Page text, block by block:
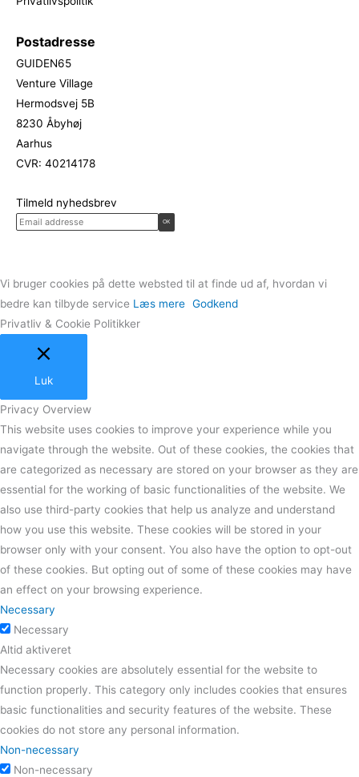
Postadresse
GUIDEN65
Venture Village
Hermodsvej 5B
8230 Åbyhøj
Aarhus
CVR: 40214178
Tilmeld nyhedsbrev
Vi bruger cookies på dette websted til at finde ud af, hvordan vi
bedre kan tilbyde service Læs mere Godkend
Privatliv & Cookie Politikker
Luk
Privacy Overview
This website uses cookies to improve your experience while you
navigate through the website. Out of these cookies, the cookies that
are categorized as necessary are stored on your browser as they are
essential for the working of basic functionalities of the website. We
also use third-party cookies that help us analyze and understand
how you use this website. These cookies will be stored in your
browser only with your consent. You also have the option to opt-out
of these cookies. But opting out of some of these cookies may have
an effect on your browsing experience.
Necessary
Necessary
Altid aktiveret
Necessary cookies are absolutely essential for the website to
function properly. This category only includes cookies that ensures
basic functionalities and security features of the website. These
cookies do not store any personal information.
Non-necessary
Non-necessary